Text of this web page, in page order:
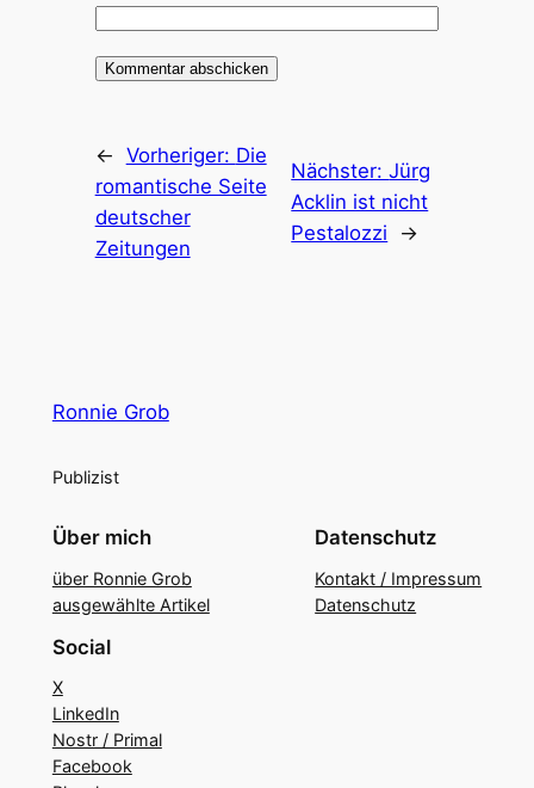
← Vorheriger: Die
romantische Seite
deutscher
Zeitungen
Nächster:Jürg
Acklin ist nicht
Pestalozzi
→
Ronnie Grob
Publizist
Über mich
über Ronnie Grob
ausgewählte Artikel
Datenschutz
Kontakt / Impressum
Datenschutz
Social
X
LinkedIn
Nostr / Primal
Facebook